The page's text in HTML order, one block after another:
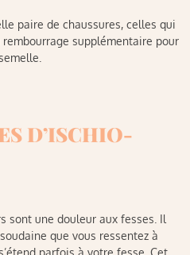
paire de chaussures, celles qui
supplémentaire pour
D’ISCHIO-
sont une douleur aux fesses. Il
que vous ressentez à